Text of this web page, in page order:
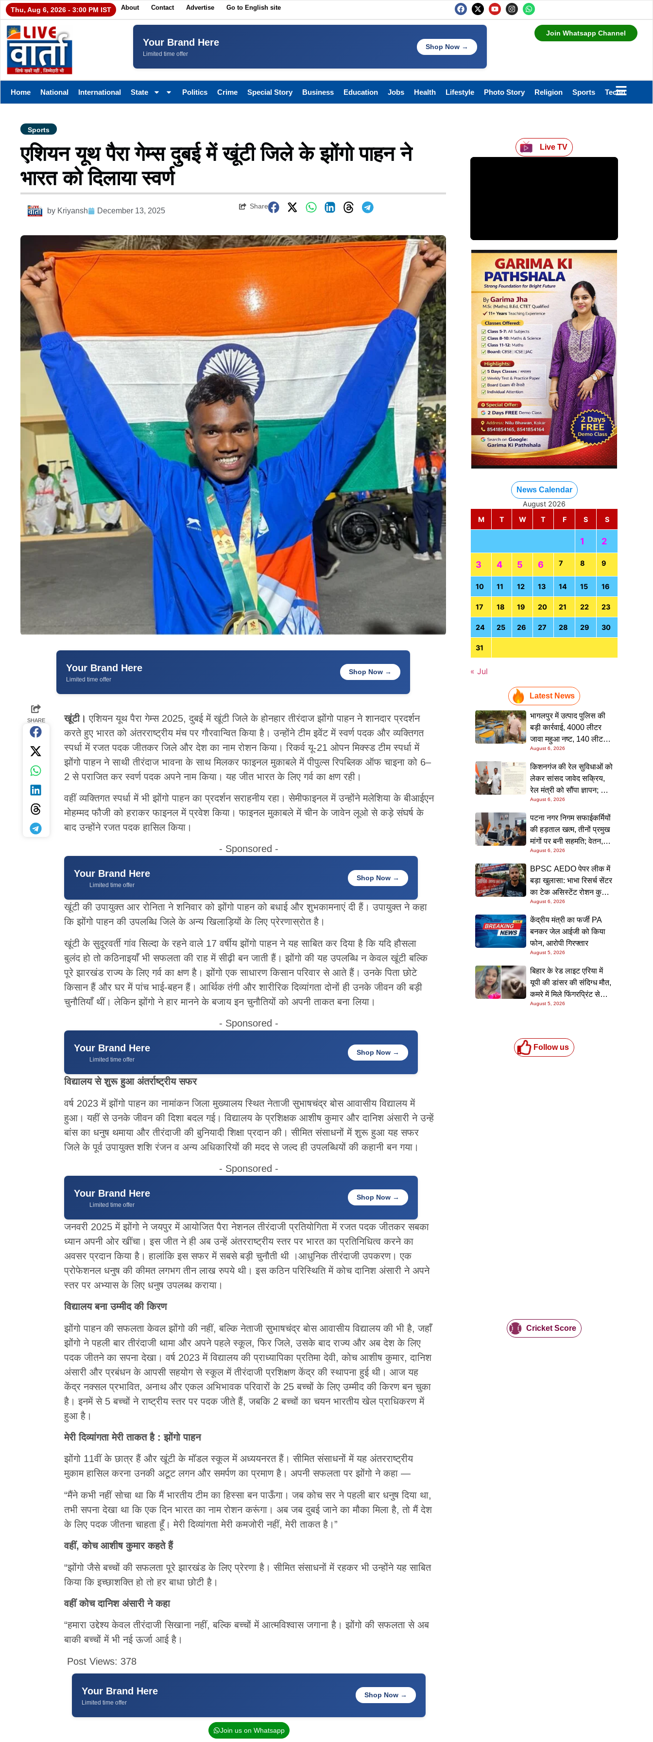
Thu, Aug 6, 2026 - 3:00 PM IST About Contact Advertise Go to English site
Your Brand Here
Limited time offer
Shop Now →
Join Whatsapp Channel
Home National International State Politics Crime Special Story Business Education Jobs Health Lifestyle Photo Story Religion Sports Technology
Sports
एशियन यूथ पैरा गेम्स दुबई में खूंटी जिले के झोंगो पाहन ने
भारत को दिलाया स्वर्ण
by Kriyansh December 13, 2025
Share
Your Brand Here
Limited time offer
Shop Now →
SHARE खूंटी। एशियन यूथ पैरा गेम्स 2025, दुबई में खूंटी जिले के होनहार तीरंदाज झोंगो पाहन ने शानदार प्रदर्शन
करते हुए भारत को अंतरराष्ट्रीय मंच पर गौरवान्वित किया है। उन्होंने टीम इवेंट में स्वर्ण पदक और व्यक्तिगत
स्पर्धा में रजत पदक जीतकर जिले और देश का नाम रोशन किया। रिकर्व यू-21 ओपन मिक्स्ड टीम स्पर्धा में
झोंगो पाहन ने साथी तीरंदाज भावना के साथ मिलकर फाइनल मुकाबले में पीपुल्स रिपब्लिक ऑफ चाइना को 6–
2 से पराजित कर स्वर्ण पदक अपने नाम किया। यह जीत भारत के लिए गर्व का क्षण रही।
वहीं व्यक्तिगत स्पर्धा में भी झोंगो पाहन का प्रदर्शन सराहनीय रहा। सेमीफाइनल में उन्होंने मलेशिया के बीआईएन
मोहम्मद फौजी को हराकर फाइनल में प्रवेश किया। फाइनल मुकाबले में चीन के जावेन लूओ से कड़े संघर्ष के
बाद उन्होंने रजत पदक हासिल किया।
- Sponsored -
Your Brand Here
Limited time offer
Shop Now →
खूंटी की उपायुक्त आर रोनिता ने शनिवार को झोंगो पाहन को बधाई और शुभकामनाएं दी हैं। उपायुक्त ने कहा
कि झोंगो पाहन की उपलब्धि जिले के अन्य खिलाड़ियों के लिए प्रेरणास्रोत है।
खूंटी के सुदूरवर्ती गांव सिल्दा के रहने वाले 17 वर्षीय झोंगो पाहन ने यह साबित कर दिया है कि यदि हौसला
बुलंद हो तो कठिनाइयाँ भी सफलता की राह में सीढ़ी बन जाती हैं। झोंगो की यह उपलब्धि न केवल खूंटी बल्कि
पूरे झारखंड राज्य के लिए गर्व का क्षण है। झोंगो एक साधारण किसान परिवार से आते हैं। उनके पिता छोटे
किसान हैं और घर में पांच भाई-बहन हैं। आर्थिक तंगी और शारीरिक दिव्यांगता दोनों ही उनके जीवन की बड़ी
चुनौतियाँ थीं। लेकिन झोंगो ने हार मानने के बजाय इन चुनौतियों को अपनी ताकत बना लिया।
- Sponsored -
Your Brand Here
Limited time offer
Shop Now →
विद्यालय से शुरू हुआ अंतर्राष्ट्रीय सफर
वर्ष 2023 में झोंगो पाहन का नामांकन जिला मुख्यालय स्थित नेताजी सुभाषचंद्र बोस आवासीय विद्यालय में
हुआ। यहीं से उनके जीवन की दिशा बदल गई। विद्यालय के प्रशिक्षक आशीष कुमार और दानिश अंसारी ने उन्हें
बांस का धनुष थमाया और तीरंदाजी की बुनियादी शिक्षा प्रदान की। सीमित संसाधनों में शुरू हुआ यह सफर
जिले के पूर्व उपायुक्त शशि रंजन व अन्य अधिकारियों की मदद से जल्द ही उपलब्धियों की कहानी बन गया।
- Sponsored -
Your Brand Here
Limited time offer
Shop Now →
जनवरी 2025 में झोंगो ने जयपुर में आयोजित पैरा नेशनल तीरंदाजी प्रतियोगिता में रजत पदक जीतकर सबका
ध्यान अपनी ओर खींचा। इस जीत ने ही अब उन्हें अंतरराष्ट्रीय स्तर पर भारत का प्रतिनिधित्व करने का
अवसर प्रदान किया है। हालांकि इस सफर में सबसे बड़ी चुनौती थी ।आधुनिक तीरंदाजी उपकरण। एक
प्रोफेशनल धनुष की कीमत लगभग तीन लाख रुपये थी। इस कठिन परिस्थिति में कोच दानिश अंसारी ने अपने
स्तर पर अभ्यास के लिए धनुष उपलब्ध कराया।
विद्यालय बना उम्मीद की किरण
झोंगो पाहन की सफलता केवल झोंगो की नहीं, बल्कि नेताजी सुभाषचंद्र बोस आवासीय विद्यालय की भी है, जहाँ
झोंगो ने पहली बार तीरंदाजी थामा और अपने पहले स्कूल, फिर जिले, उसके बाद राज्य और अब देश के लिए
पदक जीतने का सपना देखा। वर्ष 2023 में विद्यालय की प्राध्यापिका प्रतिमा देवी, कोच आशीष कुमार, दानिश
अंसारी और प्रबंधन के आपसी सहयोग से स्कूल में तीरंदाजी प्रशिक्षण केंद्र की स्थापना हुई थी। आज यह
केंद्र नक्सल प्रभावित, अनाथ और एकल अभिभावक परिवारों के 25 बच्चों के लिए उम्मीद की किरण बन चुका
है। इनमें से 5 बच्चों ने राष्ट्रीय स्तर पर पदक जीते हैं, जबकि 2 बच्चों का चयन भारतीय खेल प्राधिकरण में
हुआ है।
मेरी दिव्यांगता मेरी ताकत है : झोंगो पाहन
झोंगो 11वीं के छात्र हैं और खूंटी के मॉडल स्कूल में अध्ययनरत हैं। सीमित संसाधनों में यह अंतरराष्ट्रीय
मुकाम हासिल करना उनकी अटूट लगन और समर्पण का प्रमाण है। अपनी सफलता पर झोंगो ने कहा —
“मैंने कभी नहीं सोचा था कि मैं भारतीय टीम का हिस्सा बन पाऊँगा। जब कोच सर ने पहली बार धनुष दिया था,
तभी सपना देखा था कि एक दिन भारत का नाम रोशन करूंगा। अब जब दुबई जाने का मौका मिला है, तो मैं देश
के लिए पदक जीतना चाहता हूँ। मेरी दिव्यांगता मेरी कमजोरी नहीं, मेरी ताकत है।”
वहीं, कोच आशीष कुमार कहते हैं
“झोंगो जैसे बच्चों की सफलता पूरे झारखंड के लिए प्रेरणा है। सीमित संसाधनों में रहकर भी उन्होंने यह साबित
किया कि इच्छाशक्ति हो तो हर बाधा छोटी है।
वहीं कोच दानिश अंसारी ने कहा
“हमारा उद्देश्य केवल तीरंदाजी सिखाना नहीं, बल्कि बच्चों में आत्मविश्वास जगाना है। झोंगो की सफलता से अब
बाकी बच्चों में भी नई ऊर्जा आई है।
Post Views: 378
Your Brand Here
Limited time offer
Shop Now →
Join us on Whatsapp
Live TV
News Calendar
August 2026
M
T W T F S S
1 2
3 4 5 6 7 8 9
10 11 12 13 14 15 16
17 18 19 20 21 22 23
24 25 26 27 28 29 30
31
« Jul
Latest News
भागलपुर में उत्पाद पुलिस की
बड़ी कार्रवाई, 4000 लीटर
जावा महुआ नष्ट, 140 लीटर
चुलाई शराब बरामद; आरोपी
फरार
August 6, 2026
किशनगंज की रेल सुविधाओं को
लेकर सांसद जावेद सक्रिय,
रेल मंत्री को सौंपा ज्ञापन; दो
आरओबी समेत कई मांगें उठाईं
August 6, 2026
पटना नगर निगम सफाईकर्मियों
की हड़ताल खत्म, तीनों प्रमुख
मांगों पर बनी सहमति; वेतन,
छुट्टी और बोनस पर मिला
आश्वासन
August 6, 2026
BPSC AEDO पेपर लीक में
बड़ा खुलासा: भाभा रिसर्च सेंटर
का टेक असिस्टेंट रोशन कुमार
गिरफ्त में, पटना लाकर होगी
पूछताछ
August 6, 2026
केंद्रीय मंत्री का फर्जी PA
बनकर जेल आईजी को किया
फोन, आरोपी गिरफ्तार
August 5, 2026
बिहार के रेड लाइट एरिया में
यूपी की डांसर की संदिग्ध मौत,
कमरे में मिले फिंगरप्रिंट से
हत्यारे तक पहुंचने की कोशिश
August 5, 2026
Follow us
Cricket Score